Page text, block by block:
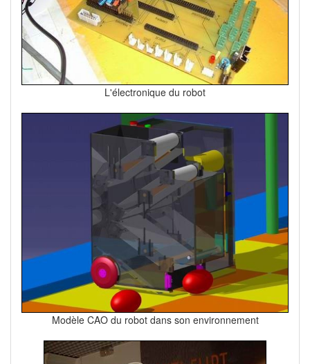
L'électronique du robot
Modèle CAO du robot dans son environnement